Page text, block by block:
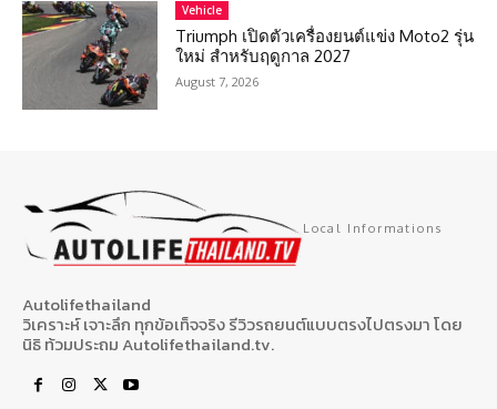
Vehicle
Triumph เปิดตัวเครื่องยนต์แข่ง Moto2 รุ่น
ใหม่ สำหรับฤดูกาล 2027
August 7, 2026
Local Informations
Autolifethailand
วิเคราะห์ เจาะลึก ทุกข้อเท็จจริง รีวิวรถยนต์แบบตรงไปตรงมา โดย
นิธิ ท้วมประถม Autolifethailand.tv.